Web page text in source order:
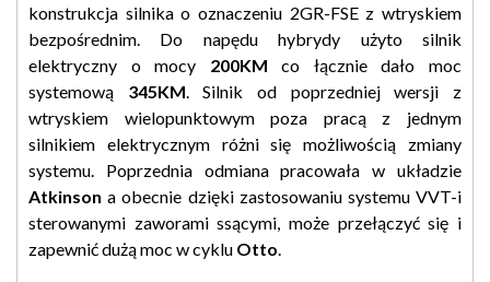
konstrukcja silnika o oznaczeniu 2GR-FSE z wtryskiem
bezpośrednim. Do napędu hybrydy użyto silnik
elektryczny o mocy 200KM co łącznie dało moc
systemową 345KM . Silnik od poprzedniej wersji z
wtryskiem wielopunktowym poza pracą z jednym
silnikiem elektrycznym różni się możliwością zmiany
systemu. Poprzednia odmiana pracowała w układzie
Atkinson a obecnie dzięki zastosowaniu systemu VVT-i
sterowanymi zaworami ssącymi, może przełączyć się i
zapewnić dużą moc w cyklu Otto